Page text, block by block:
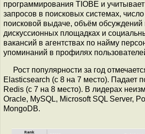
программирования TIOBE и
запросов в поисковых системах, число
поисковой выдаче, объём
дискуссионных площадках и
вакансий в агентствах по найму
упоминаний в профилях
Рост популярности за год
Elasticsearch (с 8 на 7 место). Падает
Redis (c 7 на 8 место). В лидерах
Oracle, MySQL, Microsoft SQL Server,
MongoDB.